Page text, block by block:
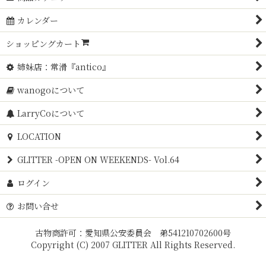
カレンダー
ショッピングカート
姉妹店：常滑『antico』
wanogoについて
LarryCoについて
LOCATION
GLITTER -OPEN ON WEEKENDS- Vol.64
ログイン
お問い合せ
古物商許可：愛知県公安委員会 弟541210702600号
Copyright (C) 2007 GLITTER All Rights Reserved.